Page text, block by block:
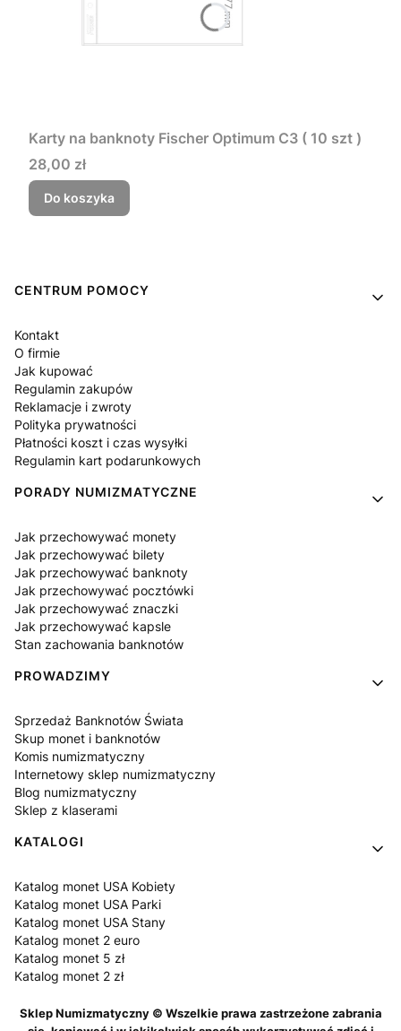
Karty na banknoty Fischer Optimum C3 ( 10 szt )
Cena
28,00 zł
Do koszyka
Linki w stopce
CENTRUM POMOCY
Kontakt
O firmie
Jak kupować
Regulamin zakupów
Reklamacje i zwroty
Polityka prywatności
Płatności koszt i czas wysyłki
Regulamin kart podarunkowych
PORADY NUMIZMATYCZNE
Jak przechowywać monety
Jak przechowywać bilety
Jak przechowywać banknoty
Jak przechowywać pocztówki
Jak przechowywać znaczki
Jak przechowywać kapsle
Stan zachowania banknotów
PROWADZIMY
Sprzedaż Banknotów Świata
Skup monet i banknotów
Komis numizmatyczny
Internetowy sklep numizmatyczny
Blog numizmatyczny
Sklep z klaserami
KATALOGI
Katalog monet USA Kobiety
Katalog monet USA Parki
Katalog monet USA Stany
Katalog monet 2 euro
Katalog monet 5 zł
Katalog monet 2 zł
Sklep Numizmatyczny © Wszelkie prawa zastrzeżone zabrania